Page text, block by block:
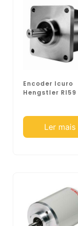
Encoder Icuro
Hengstler RI59
Ler mais